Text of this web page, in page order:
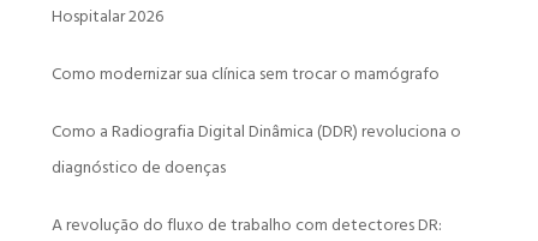
Hospitalar 2026
Como modernizar sua clínica sem trocar o mamógrafo
Como a Radiografia Digital Dinâmica (DDR) revoluciona o
diagnóstico de doenças
A revolução do fluxo de trabalho com detectores DR: